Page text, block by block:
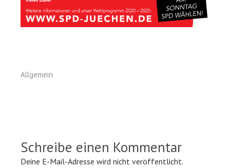
Allgemein
Schreibe einen Kommentar
Deine E-Mail-Adresse wird nicht veröffentlicht.